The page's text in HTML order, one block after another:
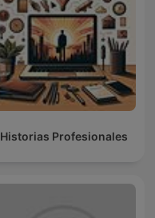
Historias Profesionales